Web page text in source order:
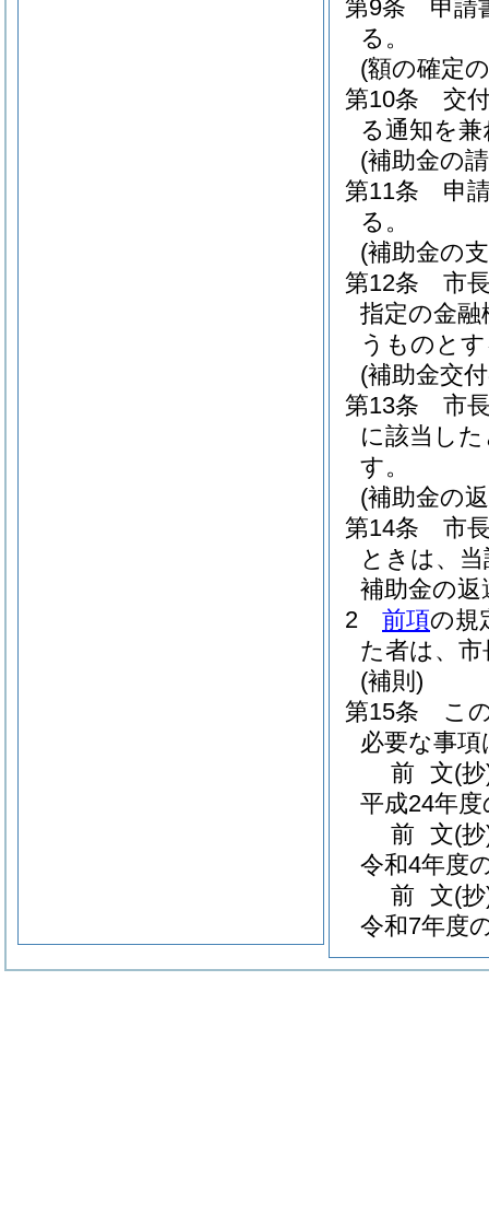
第9条
申請
る。
(額の確定
第10条
交
る通知を
(補助金の
第11条
申
る。
(補助金の
第12条
市
指定の金
うものと
(補助金交
第13条
市
に該当し
す。
(補助金の
第14条
市
ときは、
補助金の
2
前項の規
た者は、
(補則)
第15条
こ
必要な事
前文(
平成24年
前文(
令和4年度
前文(
令和7年度